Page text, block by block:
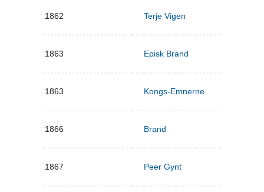
1862 Terje Vigen
1863 Episk Brand
1863 Kongs-Emnerne
1866 Brand
1867 Peer Gynt